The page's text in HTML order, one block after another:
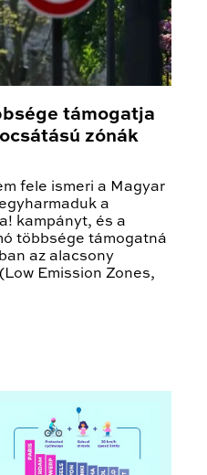
támogatja
zónák
fele ismeri a Magyar
a
kampányt, és a
többsége támogatná
az alacsony
Emission Zones,